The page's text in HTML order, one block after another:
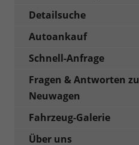
Detailsuche
Autoankauf
Schnell-Anfrage
Fragen & Antworten
Neuwagen
Fahrzeug-Galerie
Über uns